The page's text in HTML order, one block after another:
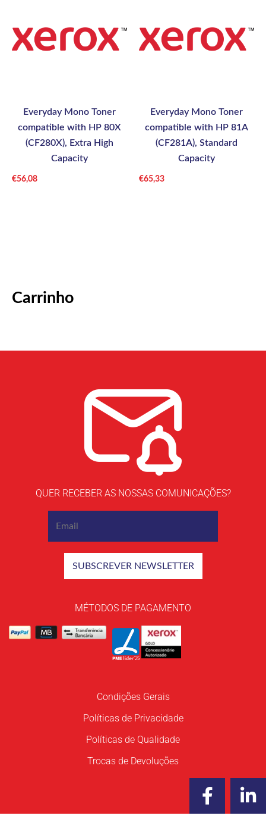
Carrinho
Everyday Mono Toner
compatible with HP 80X
(CF280X), Extra High
Capacity
€56,08
Everyday Mono Toner
compatible with HP 81A
(CF281A), Standard
Capacity
€65,33
QUER RECEBER AS NOSSAS COMUNICAÇÕES?
MÉTODOS DE PAGAMENTO
Condições Gerais
Políticas de Privacidade
Políticas de Qualidade
Trocas de Devoluções
F
a
i